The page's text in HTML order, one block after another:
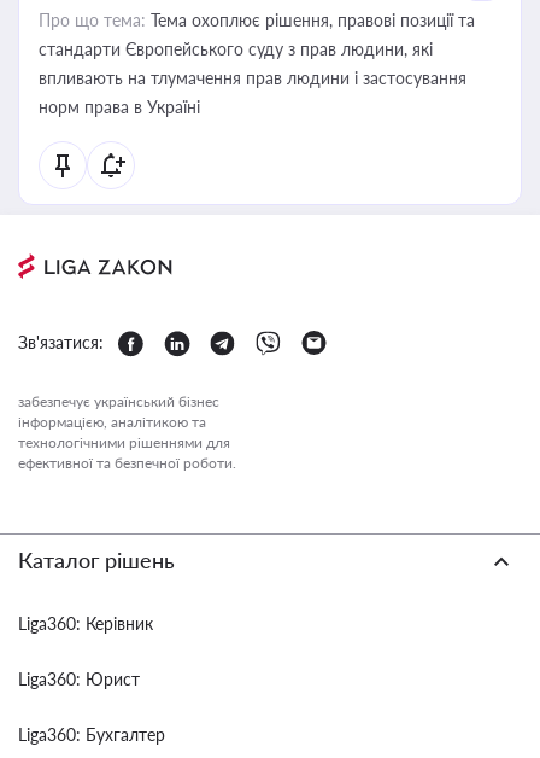
Про що тема: Тема охоплює рішення, правові позиції та
стандарти Європейського суду з прав людини, які
впливають на тлумачення прав людини і застосування
норм права в Україні
Зв'язатися:
забезпечує український бізнес
інформацією, аналітикою та
технологічними рішеннями для
ефективної та безпечної роботи.
Каталог рішень
Liga360: Керівник
Liga360: Юрист
Liga360: Бухгалтер